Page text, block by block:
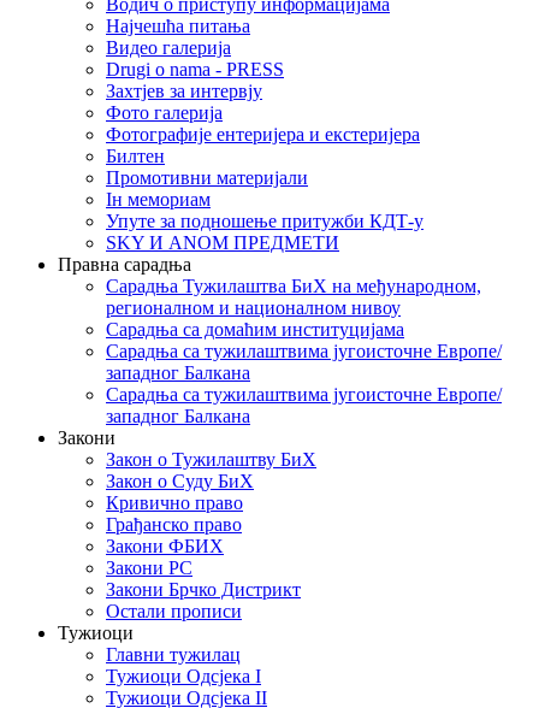
Водич о приступу информацијама
Најчешћа питања
Видео галерија
Drugi o nama - PRESS
Захтјев за интервју
Фото галерија
Фотографије ентеријера и екстеријера
Билтен
Промотивни материјали
Iн мемориам
Упуте за подношење притужби КДТ-у
SKY И ANOM ПРЕДМЕТИ
Правна сарадња
Сарадња Тужилаштва БиХ на међународном,
регионалном и националном нивоу
Сарадња са домаћим институцијама
Сарадња са тужилаштвима југоисточне Европе/
западног Балкана
Сарадња са тужилаштвима југоисточне Европе/
западног Балкана
Закони
Закон о Тужилаштву БиХ
Закон о Суду БиХ
Кривично право
Грађанско право
Закони ФБИХ
Закони РС
Закони Брчко Дистрикт
Остали прописи
Тужиоци
Главни тужилац
Тужиоци Oдсјекa I
Тужиоци Oдсјекa II